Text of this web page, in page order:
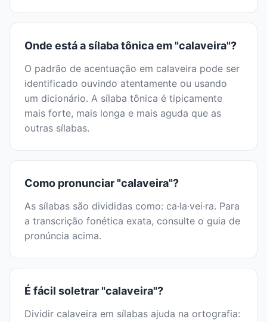
Onde está a sílaba tônica em "calaveira"?
O padrão de acentuação em calaveira pode ser
identificado ouvindo atentamente ou usando
um dicionário. A sílaba tônica é tipicamente
mais forte, mais longa e mais aguda que as
outras sílabas.
Como pronunciar "calaveira"?
As sílabas são divididas como: ca·la·vei·ra. Para
a transcrição fonética exata, consulte o guia de
pronúncia acima.
É fácil soletrar "calaveira"?
Dividir calaveira em sílabas ajuda na ortografia: